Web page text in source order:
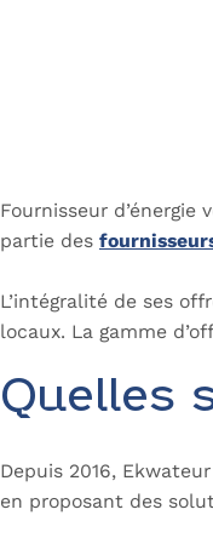
Fournisseur
partie des
L’intégralité de ses
locaux. La gamme
Quelles
Depuis 2016,
en proposant des